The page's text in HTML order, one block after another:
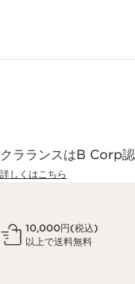
クラランスはB Corp認
詳しくはこちら
10,000円(税込)
以上で送料無料